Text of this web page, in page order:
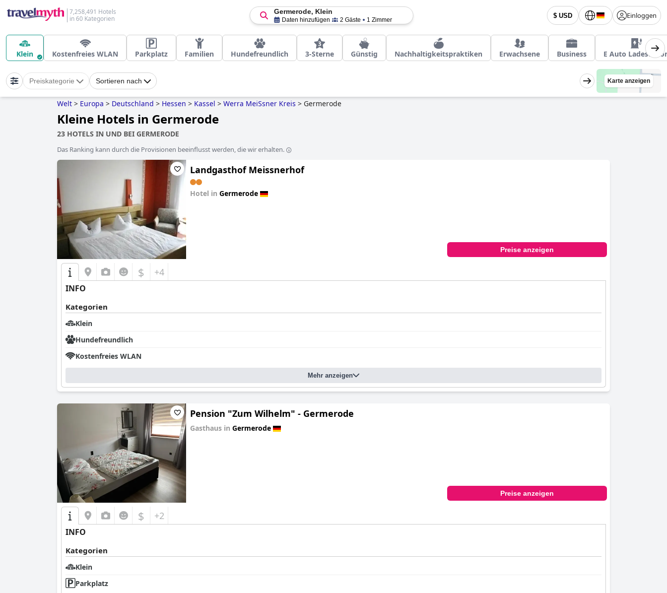
7,258,491 Hotels
in 60 Kategorien
$ USD Einloggen
Germerode, Klein
Daten hinzufügen 2 Gäste 1 Zimmer
Klein Kostenfreies WLAN Parkplatz Familien Hundefreundlich 3-Sterne Günstig Nachhaltigkeitspraktiken Erwachsene Business E Auto
Preiskategorie Sortieren nach Karte anzeigen
Welt > Europa > Deutschland > Hessen > Kassel > Werra MeiSsner Kreis > Germerode
Kleine Hotels in Germerode
23 HOTELS IN UND BEI GERMERODE
Das Ranking kann durch die Provisionen beeinflusst werden, die wir erhalten.
Landgasthof Meissnerhof
Hotel in Germerode
Preise anzeigen
$ +4
INFO
Kategorien
Klein
Hundefreundlich
Kostenfreies WLAN
Mehr anzeigen
Pension "Zum Wilhelm" - Germerode
Gasthaus in Germerode
Preise anzeigen
$ +2
INFO
Kategorien
Klein
Parkplatz